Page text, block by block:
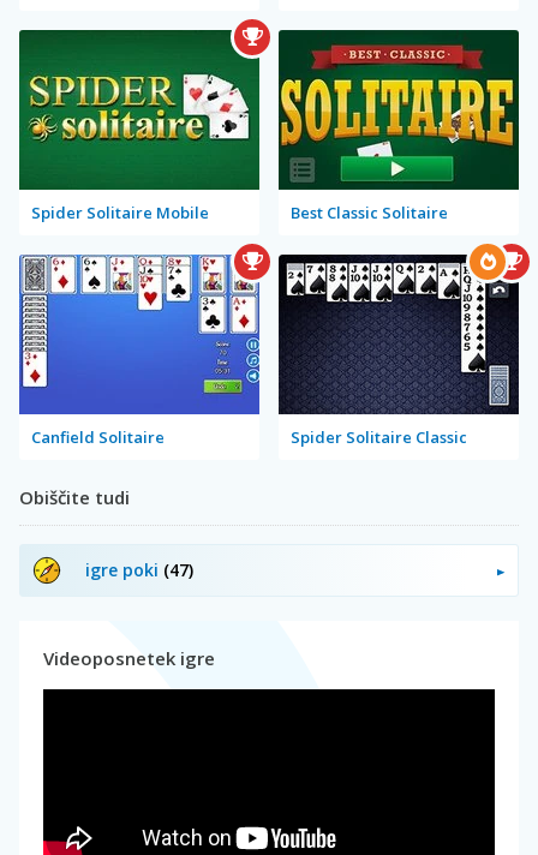
Spider Solitaire Mobile Best Classic Solitaire
Canfield Solitaire Spider Solitaire Classic
Obiščite tudi
igre poki (47)
Videoposnetek igre